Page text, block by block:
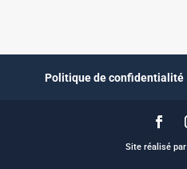
Politique de confidentialité
Site réalisé par